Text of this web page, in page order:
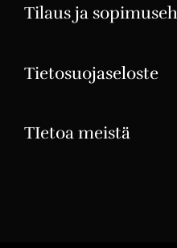
Tilaus ja
Tietosuojaseloste
TIetoa meistä